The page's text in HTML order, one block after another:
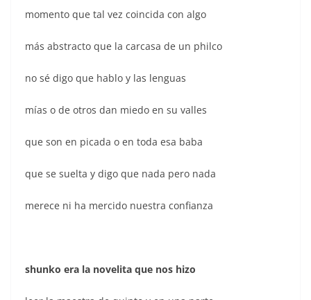
momento que tal vez coincida con algo
más abstracto que la carcasa de un philco
no sé digo que hablo y las lenguas
mías o de otros dan miedo en su valles
que son en picada o en toda esa baba
que se suelta y digo que nada pero nada
merece ni ha mercido nuestra confianza
shunko era la novelita que nos hizo